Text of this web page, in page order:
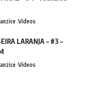
Vídeos
LARANJA – #3 –
Vídeos